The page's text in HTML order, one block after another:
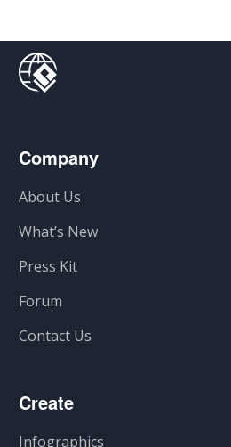
Company
About Us
What’s New
Press Kit
Forum
Contact Us
Create
Infographics